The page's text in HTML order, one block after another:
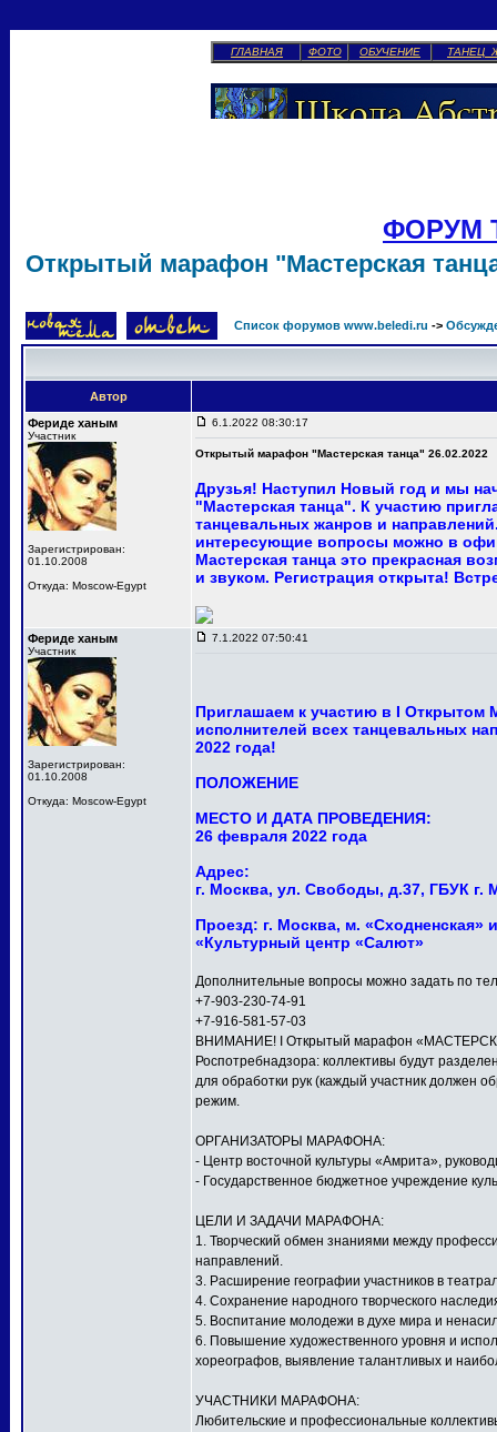
ГЛАВНАЯ ФОТО ОБУЧЕНИЕ ТАНЕЦ
ФОРУМ
Открытый марафон "Мастерская
Список форумов www.beledi.ru ->
Автор
Фериде ханым
Участник
Зарегистрирован:
01.10.2008
Откуда: Moscow-Egypt
6.1.2022 08:30:17
Открытый марафон "Мастерская танца" 26.02.2022
Друзья! Наступил Новый год и мы
"Мастерская танца". К участию
танцевальных жанров и
интересующие вопросы можно в
Мастерская танца это прекрасная
и звуком. Регистрация открыта!
Фериде ханым
Участник
Зарегистрирован:
01.10.2008
Откуда: Moscow-Egypt
7.1.2022 07:50:41
Приглашаем к участию в I
исполнителей всех танцевальных
2022 года!
ПОЛОЖЕНИЕ
МЕСТО И ДАТА ПРОВЕДЕНИЯ:
26 февраля 2022 года
Адрес:
г. Москва, ул. Свободы, д.37, ГБУК
Проезд: г. Москва, м. «Сходненская»
«Культурный центр «Салют»
Дополнительные вопросы можно задать по
+7-903-230-74-91
+7-916-581-57-03
ВНИМАНИЕ! I Открытый марафон
Роспотребнадзора: коллективы будут
для обработки рук (каждый участник должен
режим.
ОРГАНИЗАТОРЫ МАРАФОНА:
- Центр восточной культуры «Амрита»,
- Государственное бюджетное учреждение
ЦЕЛИ И ЗАДАЧИ МАРАФОНА:
1. Творческий обмен знаниями между
направлений.
3. Расширение географии участников в
4. Сохранение народного творческого
5. Воспитание молодежи в духе мира и
6. Повышение художественного уровня и
хореографов, выявление талантливых и
УЧАСТНИКИ МАРАФОНА:
Любительские и профессиональные